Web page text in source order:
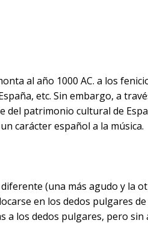
al año 1000 AC. a los
etc. Sin embargo, a
del patrimonio cultural de
carácter español a la música.
(una más agudo y la
en los dedos pulgares
a los dedos pulgares, pero sin